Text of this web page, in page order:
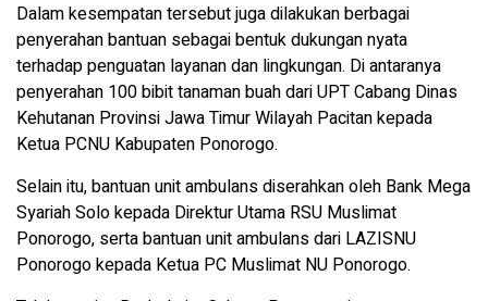
Dalam kesempatan tersebut juga dilakukan berbagai
penyerahan bantuan sebagai bentuk dukungan nyata
terhadap penguatan layanan dan lingkungan. Di antaranya
penyerahan 100 bibit tanaman buah dari UPT Cabang Dinas
Kehutanan Provinsi Jawa Timur Wilayah Pacitan kepada
Ketua PCNU Kabupaten Ponorogo.
Selain itu, bantuan unit ambulans diserahkan oleh Bank Mega
Syariah Solo kepada Direktur Utama RSU Muslimat
Ponorogo, serta bantuan unit ambulans dari LAZISNU
Ponorogo kepada Ketua PC Muslimat NU Ponorogo.